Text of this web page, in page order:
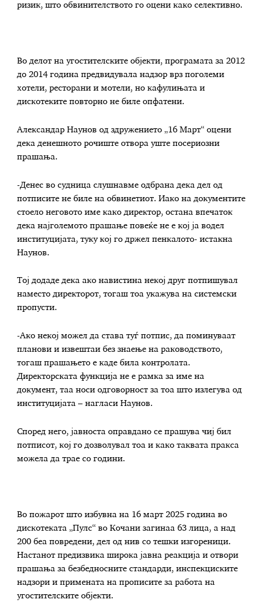
ризик, што обвинителството го оцени како селективно.
Во делот на угостителските објекти, програмата за 2012
до 2014 година предвидувала надзор врз поголеми
хотели, ресторани и мотели, но кафулињата и
дискотеките повторно не биле опфатени.
Александар Наунов од здружението „16 Март“ оцени
дека денешното рочиште отвора уште посериозни
прашања.
-Денес во судница слушнавме одбрана дека дел од
потписите не биле на обвинетиот. Иако на документите
стоело неговото име како директор, остана впечаток
дека најголемото прашање повеќе не е кој ја водел
институцијата, туку кој го држел пенкалото- истакна
Наунов.
Тој додаде дека ако навистина некој друг потпишувал
наместо директорот, тогаш тоа укажува на системски
пропусти.
-Ако некој можел да става туѓ потпис, да поминуваат
планови и извештаи без знаење на раководството,
тогаш прашањето е каде била контролата.
Директорската функција не е рамка за име на
документ, таа носи одговорност за тоа што излегува од
институцијата – нагласи Наунов.
Според него, јавноста оправдано се прашува чиј бил
потписот, кој го дозволувал тоа и како таквата пракса
можела да трае со години.
Во пожарот што избувна на 16 март 2025 година во
дискотеката „Пулс“ во Кочани загинаа 63 лица, а над
200 беа повредени, дел од нив со тешки изгореници.
Настанот предизвика широка јавна реакција и отвори
прашања за безбедносните стандарди, инспекциските
надзори и примената на прописите за работа на
угостителските објекти.